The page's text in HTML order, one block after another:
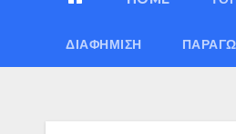
ΔΙΑΦΉΜΙΣΗ